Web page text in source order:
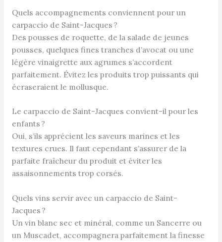
Quels accompagnements conviennent pour un
carpaccio de Saint-Jacques ?
Des pousses de roquette, de la salade de jeunes
pousses, quelques fines tranches d’avocat ou une
légère vinaigrette aux agrumes s’accordent
parfaitement. Évitez les produits trop puissants qui
écraseraient le mollusque.
Le carpaccio de Saint-Jacques convient-il pour les
enfants ?
Oui, s’ils apprécient les saveurs marines et les
textures crues. Il faut cependant s’assurer de la
parfaite fraîcheur du produit et éviter les
assaisonnements trop corsés.
Quels vins servir avec un carpaccio de Saint-
Jacques ?
Un vin blanc sec et minéral, comme un Sancerre ou
un Muscadet, accompagnera parfaitement la finesse